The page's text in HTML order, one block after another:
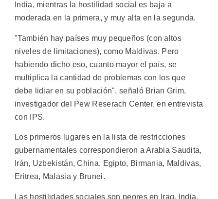
India, mientras la hostilidad social es baja a
moderada en la primera, y muy alta en la segunda.
"También hay países muy pequeños (con altos
niveles de limitaciones), como Maldivas. Pero
habiendo dicho eso, cuanto mayor el país, se
multiplica la cantidad de problemas con los que
debe lidiar en su población", señaló Brian Grim,
investigador del Pew Reserach Center, en entrevista
con IPS.
Los primeros lugares en la lista de restricciones
gubernamentales correspondieron a Arabia Saudita,
Irán, Uzbekistán, China, Egipto, Birmania, Maldivas,
Eritrea, Malasia y Brunei.
Las hostilidades sociales son peores en Iraq, India,